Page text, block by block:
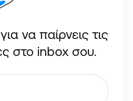
να παίρνεις τις
στο inbox σου.